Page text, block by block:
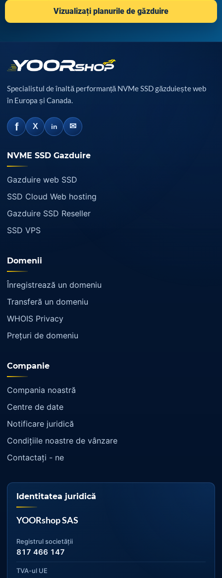
Vizualizați planurile de găzduire
Specialistul de înaltă performanță NVMe SSD găzduiește web
în Europa și Canada.
f X in ✉
NVME SSD Gazduire
Gazduire web SSD
SSD Cloud Web hosting
Gazduire SSD Reseller
SSD VPS
Domenii
Înregistrează un domeniu
Transferă un domeniu
WHOIS Privacy
Prețuri de domeniu
Companie
Compania noastră
Centre de date
Notificare juridică
Condiţiile noastre de vânzare
Contactaţi - ne
Identitatea juridică
YOORshop SAS
Registrul societății
817 466 147
TVA-ul UE